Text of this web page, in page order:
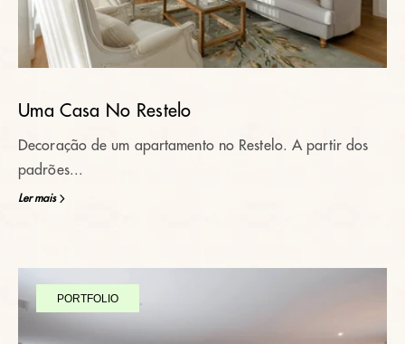
Uma Casa No Restelo
Decoração de um apartamento no Restelo. A partir dos
padrões...
Ler mais
PORTFOLIO